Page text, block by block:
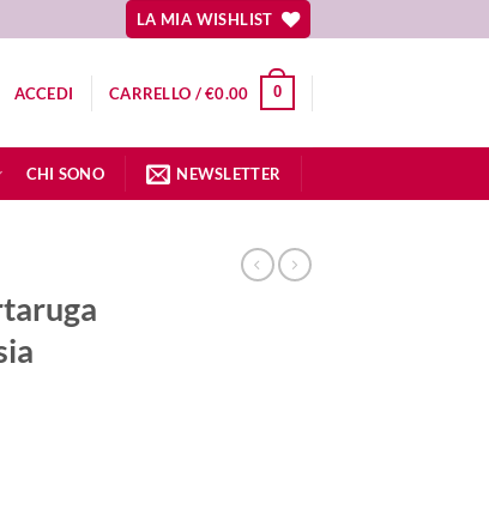
LA MIA WISHLIST
ACCEDI CARRELLO /€0.00 0
CHI SONO NEWSLETTER